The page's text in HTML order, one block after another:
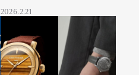
勢揃い！
2026.2.21